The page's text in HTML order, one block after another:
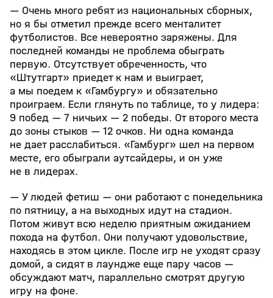
— Очень много ребят из национальных сборных,
но я бы отметил прежде всего менталитет
футболистов. Все невероятно заряжены. Для
последней команды не проблема обыграть
первую. Отсутствует обреченность, что
«Штутгарт» приедет к нам и выиграет,
а мы поедем к «Гамбургу» и обязательно
проиграем. Если глянуть по таблице, то у лидера:
9 побед — 7 ничьих — 2 победы. От второго места
до зоны стыков — 12 очков. Ни одна команда
не дает расслабиться. «Гамбург» шел на первом
месте, его обыграли аутсайдеры, и он уже
не в лидерах.
— У людей фетиш — они работают с понедельника
по пятницу, а на выходных идут на стадион.
Потом живут всю неделю приятным ожиданием
похода на футбол. Они получают удовольствие,
находясь в этом цикле. После игр не уходят сразу
домой, а сидят в лаундже еще пару часов —
обсуждают матч, параллельно смотрят другую
игру на фоне.